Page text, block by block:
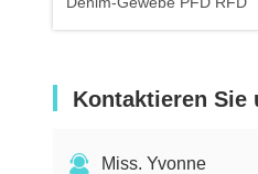
Kontaktieren Sie
Miss. Yvonne